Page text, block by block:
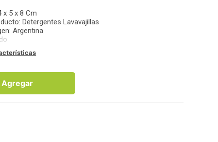
x 5 x 8 Cm
: Detergentes Lavavajillas
:Argentina
Agregar